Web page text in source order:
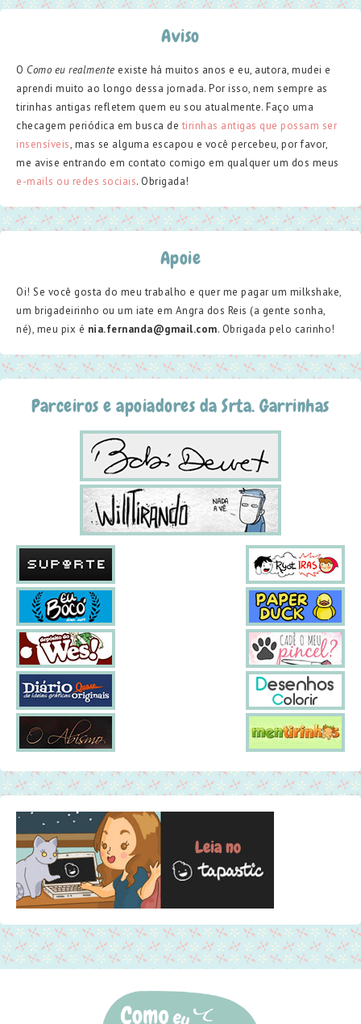
Aviso
O Como eu realmente existe há muitos anos e eu, autora, mudei e
aprendi muito ao longo dessa jornada. Por isso, nem sempre as
tirinhas antigas refletem quem eu sou atualmente. Faço uma
checagem periódica em busca de tirinhas antigas que possam ser
insensíveis, mas se alguma escapou e você percebeu, por favor,
me avise entrando em contato comigo em qualquer um dos meus
e-mails ou redes sociais. Obrigada!
Apoie
Oi! Se você gosta do meu trabalho e quer me pagar um milkshake,
um brigadeirinho ou um iate em Angra dos Reis (a gente sonha,
né), meu pix é nia.fernanda@gmail.com. Obrigada pelo carinho!
Parceiros e apoiadores da Srta. Garrinhas